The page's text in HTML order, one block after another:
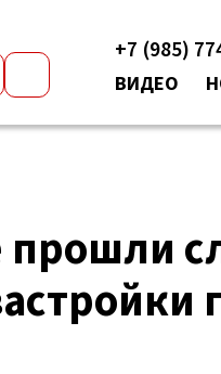
+7 (985)
ВИДЕО
прошли